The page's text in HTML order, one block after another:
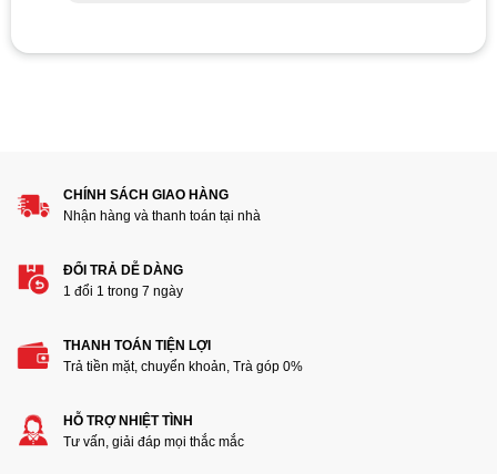
Add a review
Các định dạng ảnh được chấp nhận: jpg,png.
Name*
CHÍNH SÁCH GIAO HÀNG
Nhận hàng và thanh toán tại nhà
ĐỔI TRẢ DỄ DÀNG
1 đổi 1 trong 7 ngày
THANH TOÁN TIỆN LỢI
Trả tiền mặt, chuyển khoản, Trà góp 0%
HỖ TRỢ NHIỆT TÌNH
Tư vấn, giải đáp mọi thắc mắc